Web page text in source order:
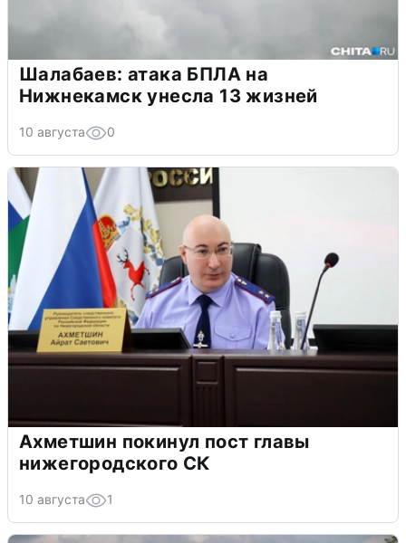
Шалабаев: атака БПЛА на
Нижнекамск унесла 13 жизней
10 августа 0
Ахметшин покинул пост главы
нижегородского СК
10 августа 1